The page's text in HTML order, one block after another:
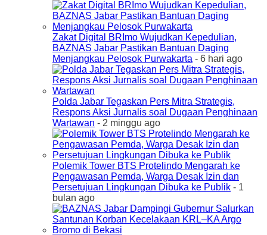
Zakat Digital BRImo Wujudkan Kepedulian,
BAZNAS Jabar Pastikan Bantuan Daging
Menjangkau Pelosok Purwakarta - 6 hari ago
Polda Jabar Tegaskan Pers Mitra Strategis,
Respons Aksi Jurnalis soal Dugaan Penghinaan
Wartawan - 2 minggu ago
Polemik Tower BTS Protelindo Mengarah ke
Pengawasan Pemda, Warga Desak Izin dan
Persetujuan Lingkungan Dibuka ke Publik - 1
bulan ago